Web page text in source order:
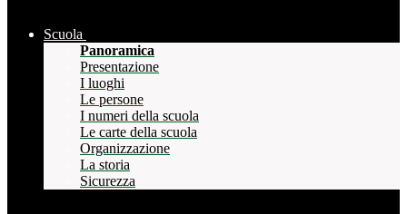
Scuola
Panoramica
Presentazione
I luoghi
Le persone
I numeri della scuola
Le carte della scuola
Organizzazione
La storia
Sicurezza